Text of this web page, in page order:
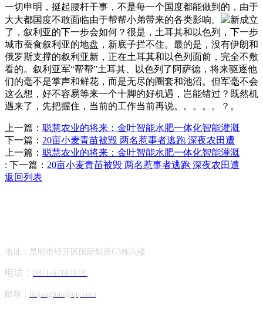
一切申明，挺起腰杆干事，不是每一个国度都能做到的，由于
大大都国度不敢面临由于帮帮小弟带来的各类影响。
新成立
了，叙利亚的下一步会如何？很是，土耳其和以色列，下一步
城市蚕食叙利亚的地盘，新底子拦不住。最的是，没有伊朗和
俄罗斯支撑的叙利亚新，正在土耳其和以色列面前，完全不敷
看的。叙利亚军“帮帮”土耳其、以色列了阿萨德，将来驱逐他
们的毫不是掌声和鲜花，而是无尽的圈套和池沼。但军毫不会
这么想，好不容易等来一个十脚的好机遇，岂能错过？既然机
遇来了，先把握住，当前的工作当前再说。。。。。？。
上一篇： 聪慧农业的将来：金叶智能水肥一体化智能灌溉
下一篇： 20亩小麦青苗被毁 两名惹事者逃跑 深夜农田遭
上一篇： 聪慧农业的将来：金叶智能水肥一体化智能灌溉
: 下一篇： 20亩小麦青苗被毁 两名惹事者逃跑 深夜农田遭
返回列表
地址：昆明市经开区国际银座C3栋六楼
电话： 0871-67187418
邮箱： liujanghua@qq.com